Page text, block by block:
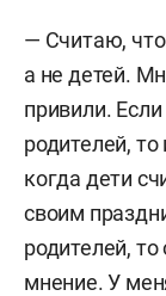
— Считаю, что
а не детей.
привили.
родителей,
когда дети
своим
родителей,
мнение. У